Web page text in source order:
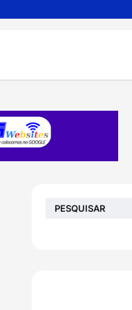
PESQUISAR